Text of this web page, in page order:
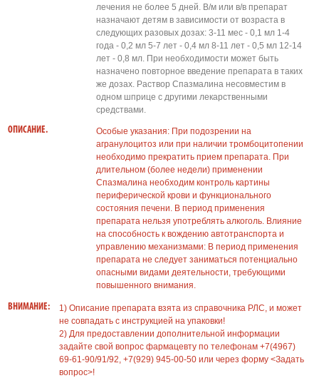
лечения не более 5 дней. В/м или в/в препарат
назначают детям в зависимости от возраста в
следующих разовых дозах: 3-11 мес - 0,1 мл 1-4
года - 0,2 мл 5-7 лет - 0,4 мл 8-11 лет - 0,5 мл 12-14
лет - 0,8 мл. При необходимости может быть
назначено повторное введение препарата в таких
же дозах. Раствор Спазмалина несовместим в
одном шприце с другими лекарственными
средствами.
ОПИСАНИЕ.
Особые указания: При подозрении на
агранулоцитоз или при наличии тромбоцитопении
необходимо прекратить прием препарата. При
длительном (более недели) применении
Спазмалина необходим контроль картины
периферической крови и функционального
состояния печени. В период применения
препарата нельзя употреблять алкоголь. Влияние
на способность к вождению автотранспорта и
управлению механизмами: В период применения
препарата не следует заниматься потенциально
опасными видами деятельности, требующими
повышенного внимания.
ВНИМАНИЕ:
1) Описание препарата взята из справочника РЛС, и может
не совпадать с инструкцией на упаковки!
2) Для предоставлении дополнительной информации
задайте свой вопрос фармацевту по телефонам +7(4967)
69-61-90/91/92, +7(929) 945-00-50 или через форму <Задать
вопрос>!